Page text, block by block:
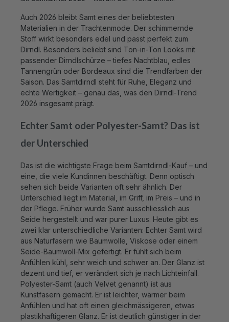
Materialien in der Trachtenmode. Der schimmernde
Stoff wirkt besonders edel und passt perfekt zum
Dirndl. Besonders beliebt sind Ton-in-Ton Looks mit
passender Dirndlschürze – tiefes Nachtblau, edles
Tannengrün oder Bordeaux sind die Trendfarben der
Saison. Das Samtdirndl steht für Ruhe, Eleganz und
echte Wertigkeit – genau das, was den Dirndl-Trend
2026 insgesamt prägt.
der Unterschied
eine, die viele Kundinnen beschäftigt. Denn optisch
sehen sich beide Varianten oft sehr ähnlich. Der
Unterschied liegt im Material, im Griff, im Preis – und in
der Pflege. Früher wurde Samt ausschliesslich aus
Seide hergestellt und war purer Luxus. Heute gibt es
zwei klar unterschiedliche Varianten: Echter Samt wird
aus Naturfasern wie Baumwolle, Viskose oder einem
Seide-Baumwoll-Mix gefertigt. Er fühlt sich beim
Anfühlen kühl, sehr weich und schwer an. Der Glanz ist
dezent und tief, er verändert sich je nach Lichteinfall.
Polyester-Samt (auch Velvet genannt) ist aus
Kunstfasern gemacht. Er ist leichter, wärmer beim
Anfühlen und hat oft einen gleichmässigeren, etwas
plastikhaftigeren Glanz. Er ist deutlich günstiger in der
Herstellung. 👉 Tipp: Das Pflegeetikett verrät es sofort: